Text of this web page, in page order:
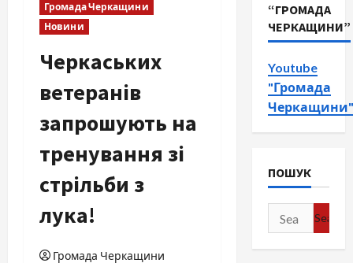
Громада Черкащини
Новини
Черкаських
ветеранів
запрошують на
тренування зі
стрільби з
лука!
Громада Черкащини
“ГРОМАДА
ЧЕРКАЩИНИ”
Youtube
"Громада
Черкащини"
ПОШУК
Search
for: